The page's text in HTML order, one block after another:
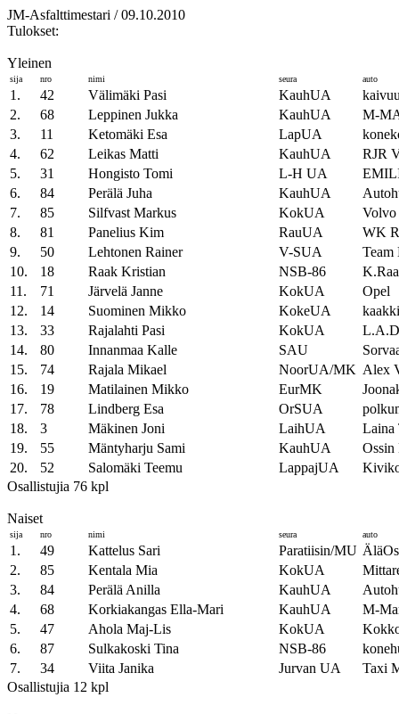
JM-Asfalttimestari / 09.10.2010
Tulokset:
Yleinen
sija nro nimi seura auto
1. 42 Välimäki Pasi KauhUA
2.
68 Leppinen Jukka KauhUA
M-
3.
11 Ketomäki Esa LapUA
4.
62 Leikas Matti KauhUA
RJR
5.
31 Hongisto Tomi L-H UA
6.
84 Perälä Juha KauhUA
7.
85 Silfvast Markus KokUA
Volvo
8.
81 Panelius Kim RauUA
WK
9.
50 Lehtonen Rainer V-SUA
Team
10.
18 Raak Kristian NSB-86
11.
71 Järvelä Janne KokUA
Opel
12.
14 Suominen Mikko KokeUA
13.
33 Rajalahti Pasi KokUA
14.
80 Innanmaa Kalle SAU
15.
74 Rajala Mikael NoorUA/MK Alex
16.
19 Matilainen Mikko EurMK
17.
78 Lindberg Esa OrSUA
18.
3 Mäkinen Joni LaihUA
Laina
19.
55 Mäntyharju Sami KauhUA
Ossin
20.
52 Salomäki Teemu LappajUA
Osallistujia 76 kpl
Naiset
sija nro nimi seura auto
1. 49 Kattelus Sari Paratiisin/MU
2.
85 Kentala Mia KokUA
3.
84 Perälä Anilla KauhUA
4.
68 Korkiakangas Ella-Mari KauhUA
M-
5.
47 Ahola Maj-Lis KokUA
6.
87 Sulkakoski Tina NSB-86
7.
34 Viita Janika Jurvan UA
Taxi
Osallistujia 12 kpl